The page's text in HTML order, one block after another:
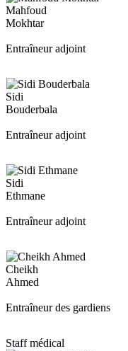
Mahfoud
Mokhtar
Entraîneur adjoint
Sidi
Bouderbala
Entraîneur adjoint
Sidi
Ethmane
Entraîneur adjoint
Cheikh
Ahmed
Entraîneur des gardiens
Staff médical